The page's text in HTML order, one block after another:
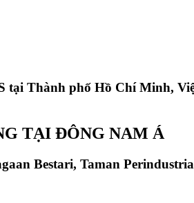
Thành phố Hồ Chí Minh,
TẠI ĐÔNG NAM Á
Bestari, Taman